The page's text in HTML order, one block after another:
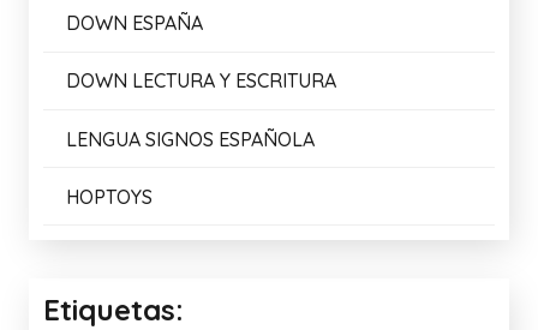
DOWN ESPAÑA
DOWN LECTURA Y ESCRITURA
LENGUA SIGNOS ESPAÑOLA
HOPTOYS
Etiquetas: